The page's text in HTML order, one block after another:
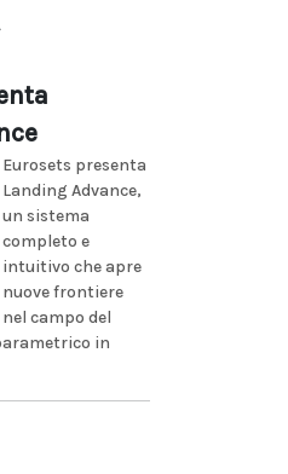
Eurosets presenta
Landing Advance,
un sistema
completo e
intuitivo che apre
nuove frontiere
nel campo del
in